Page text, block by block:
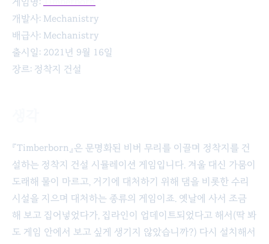
개발사: Mechanistry
배급사: Mechanistry
출시일: 2021년 9월 16일
장르: 정착지 건설
『Timberborn』은 문명화된 비버 무리를 이끌며 정착지를 건
설하는 정착지 건설 시뮬레이션 게임입니다. 겨울 대신 가뭄이
도래해 물이 마르고, 거기에 대처하기 위해 댐을 비롯한 수리
시설을 지으며 대처하는 종류의 게임이죠. 옛날에 사서 조금
해 보고 집어넣었다가, 집라인이 업데이트되었다고 해서(딱 봐
도 게임 안에서 보고 싶게 생기지 않았습니까?) 다시 설치해서